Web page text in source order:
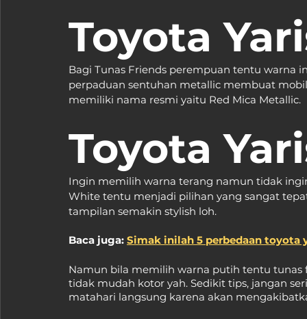
Toyota
Bagi Tunas Friends perempuan tentu warna
perpaduan sentuhan metallic membuat
memiliki nama resmi yaitu Red Mica Metallic.
Toyota
Ingin memilih warna terang namun tidak
White tentu menjadi pilihan yang sangat
tampilan semakin stylish loh.
Baca juga: Simak inilah 5 perbedaan toyota
Namun bila memilih warna putih tentu
tidak mudah kotor yah. Sedikit tips, jangan
matahari langsung karena akan